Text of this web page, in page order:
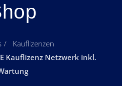
Kauflizenzen
Kauflizenz Netzwerk inkl.